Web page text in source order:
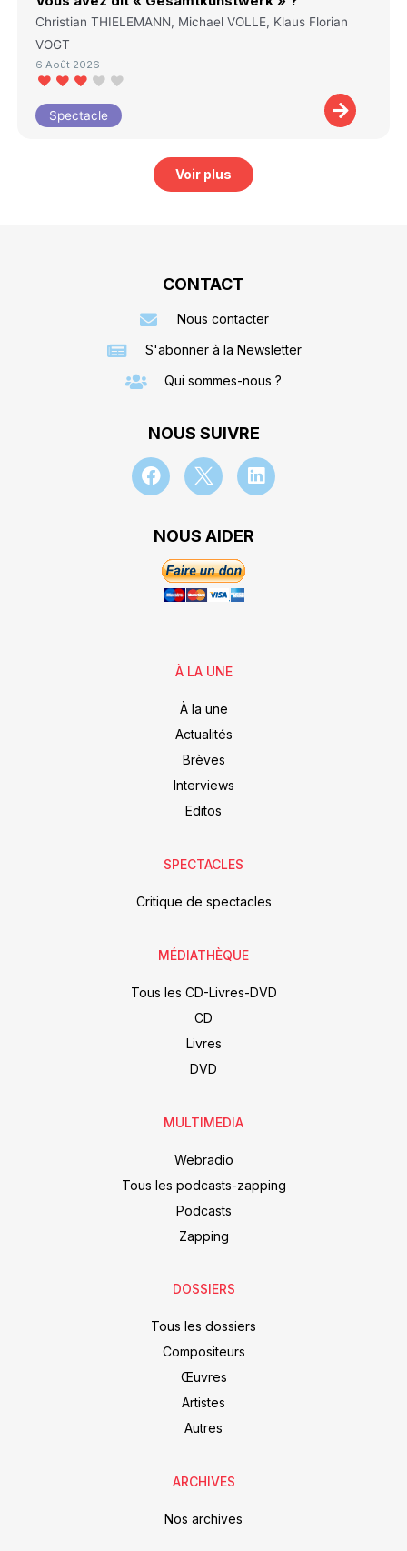
Christian THIELEMANN, Michael VOLLE, Klaus Florian
VOGT
6 Août 2026
Spectacle
Voir plus
CONTACT
Nous contacter
S'abonner à la Newsletter
Qui sommes-nous ?
NOUS SUIVRE
NOUS AIDER
À LA UNE
À la une
Actualités
Brèves
Interviews
Editos
SPECTACLES
Critique de spectacles
MÉDIATHÈQUE
Tous les CD-Livres-DVD
CD
Livres
DVD
MULTIMEDIA
Webradio
Tous les podcasts-zapping
Podcasts
Zapping
DOSSIERS
Tous les dossiers
Compositeurs
Œuvres
Artistes
Autres
ARCHIVES
Nos archives